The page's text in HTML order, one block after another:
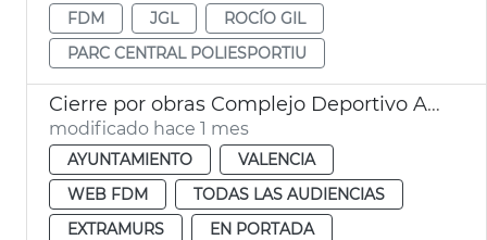
FDM
JGL
ROCÍO GIL
PARC CENTRAL POLIESPORTIU
Cierre por obras Complejo Deportivo Alcances
modificado hace 1 mes
AYUNTAMIENTO
VALENCIA
WEB FDM
TODAS LAS AUDIENCIAS
EXTRAMURS
EN PORTADA